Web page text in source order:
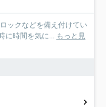
ックなどを備え付けてい
に時間を気に... もっと見